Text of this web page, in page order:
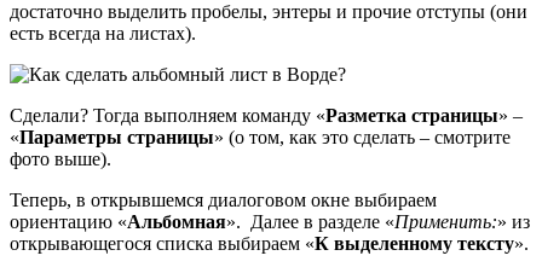
достаточно выделить пробелы, энтеры и прочие отступы (они
есть всегда на листах).
Сделали? Тогда выполняем команду «Разметка страницы» –
«Параметры страницы» (о том, как это сделать – смотрите
фото выше).
Теперь, в открывшемся диалоговом окне выбираем
ориентацию «Альбомная». Далее в разделе «Применить:» из
открывающегося списка выбираем «К выделенному тексту».